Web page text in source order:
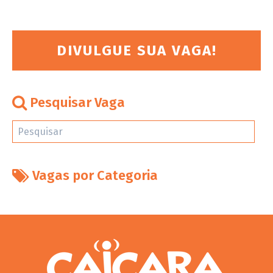
DIVULGUE SUA VAGA!
Pesquisar Vaga
Vagas por Categoria